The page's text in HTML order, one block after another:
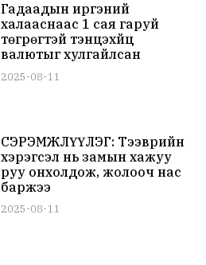
Гадаадын иргэний
халааснаас 1 сая гаруй
төгрөгтэй тэнцэхүйц
валютыг хулгайлсан
этгээдийг илрүүлжээ
2025-08-11
СЭРЭМЖЛҮҮЛЭГ: Тээврийн
хэрэгсэл нь замын хажуу
руу онхолдож, жолооч нас
баржээ
2025-08-11